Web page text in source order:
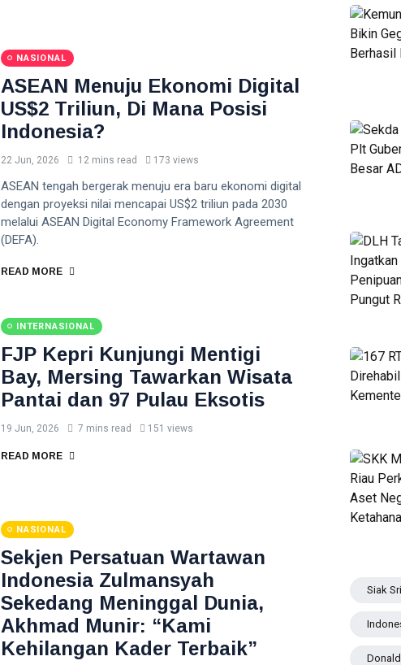
NASIONAL
ASEAN Menuju Ekonomi Digital
US$2 Triliun, Di Mana Posisi
Indonesia?
22 Jun, 2026 12 mins read 173 views
ASEAN tengah bergerak menuju era baru ekonomi digital
dengan proyeksi nilai mencapai US$2 triliun pada 2030
melalui ASEAN Digital Economy Framework Agreement
(DEFA).
READ MORE
INTERNASIONAL
FJP Kepri Kunjungi Mentigi
Bay, Mersing Tawarkan Wisata
Pantai dan 97 Pulau Eksotis
19 Jun, 2026 7 mins read 151 views
READ MORE
NASIONAL
Sekjen Persatuan Wartawan
Indonesia Zulmansyah
Sekedang Meninggal Dunia,
Akhmad Munir: “Kami
Kehilangan Kader Terbaik”
Siak